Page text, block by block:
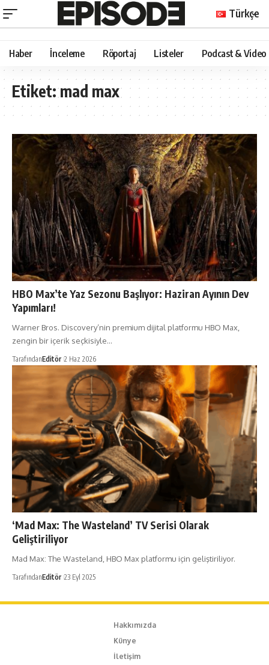
Türkçe
Haber İnceleme Röportaj Listeler Podcast & Video
Etiket:mad max
HBO Max’te Yaz Sezonu Başlıyor: Haziran Ayının Dev
Yapımları!
Warner Bros. Discovery’nin premium dijital platformu HBO Max,
zengin bir içerik seçkisiyle…
TarafındanEditör 2 Haz 2026
‘Mad Max: The Wasteland’ TV Serisi Olarak
Geliştiriliyor
Mad Max: The Wasteland, HBO Max platformu için geliştiriliyor.
TarafındanEditör 23 Eyl 2025
Hakkımızda
Künye
İletişim